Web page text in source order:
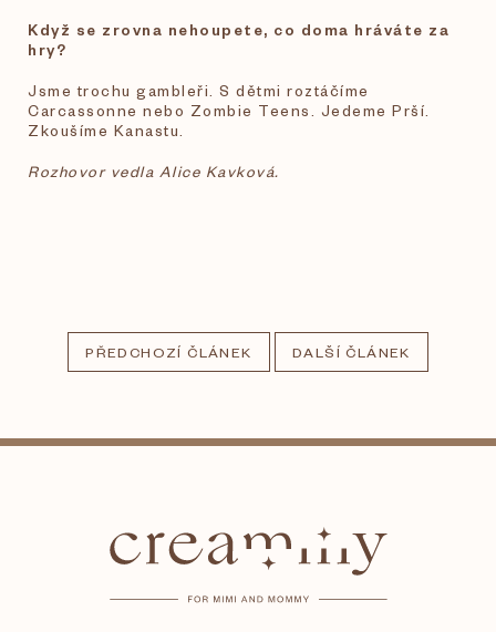
Když se zrovna nehoupete, co doma hráváte za
hry?
Jsme trochu gambleři. S dětmi roztáčíme
Carcassonne nebo Zombie Teens. Jedeme Prší.
Zkoušíme Kanastu.
Rozhovor vedla Alice Kavková.
PŘEDCHOZÍ ČLÁNEK DALŠÍ ČLÁNEK